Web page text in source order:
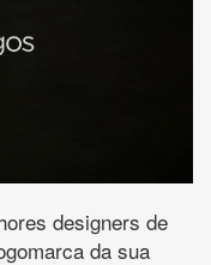
designers de
da sua